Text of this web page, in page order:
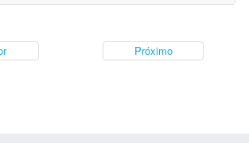
Próximo